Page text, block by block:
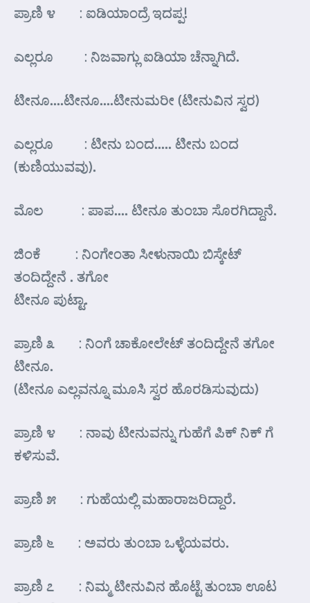
ಪ್ರಾಣಿ ೪ : ಐಡಿಯಾಂದ್ರೆ ಇದಪ್ಪ!
ಎಲ್ಲರೂ : ನಿಜವಾಗ್ಲು ಐಡಿಯಾ ಚೆನ್ನಾಗಿದೆ.
ಟೀನೂ….ಟೀನೂ….ಟೀನುಮರೀ (ಟೀನುವಿನ ಸ್ವರ)
ಎಲ್ಲರೂ : ಟೀನು ಬಂದ….. ಟೀನು ಬಂದ
(ಕುಣಿಯುವವು).
ಮೊಲ : ಪಾಪ…. ಟೀನೂ ತುಂಬಾ ಸೊರಗಿದ್ದಾನೆ.
ಜಿಂಕೆ : ನಿಂಗೇಂತಾ ಸೀಳುನಾಯಿ ಬಿಸ್ಕೇಟ್
ತಂದಿದ್ದೇನೆ . ತಗೋ
ಟೀನೂ ಪುಟ್ಟಾ.
ಪ್ರಾಣಿ ೩ : ನಿಂಗೆ ಚಾಕೋಲೇಟ್ ತಂದಿದ್ದೇನೆ ತಗೋ
ಟೀನೂ.
(ಟೀನೂ ಎಲ್ಲವನ್ನೂ ಮೂಸಿ ಸ್ವರ ಹೊರಡಿಸುವುದು)
ಪ್ರಾಣಿ ೪ : ನಾವು ಟೀನುವನ್ನು ಗುಹೆಗೆ ಪಿಕ್ ನಿಕ್ ಗೆ
ಕಳಿಸುವೆ.
ಪ್ರಾಣಿ ೫ : ಗುಹೆಯಲ್ಲಿ ಮಹಾರಾಜರಿದ್ದಾರೆ.
ಪ್ರಾಣಿ ೬ : ಅವರು ತುಂಬಾ ಒಳ್ಳೆಯವರು.
ಪ್ರಾಣಿ ೭ : ನಿಮ್ಮ ಟೀನುವಿನ ಹೊಟ್ಟೆ ತುಂಬಾ ಊಟ